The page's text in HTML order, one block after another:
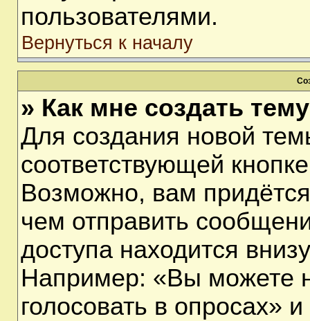
пользователями.
Вернуться к началу
» Как мне создать
Для создания новой
соответствующей
Возможно, вам
чем отправить
доступа находится
Например: «Вы можете
голосовать в опросах» и